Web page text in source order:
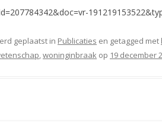
geplaatst in Publicaties en getagged met
,woninginbraak op 19 december